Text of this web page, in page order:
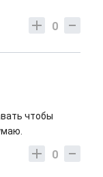
0
чтобы
0